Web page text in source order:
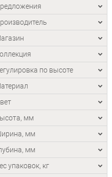
по высоте
мм
мм
мм
упаковок, кг